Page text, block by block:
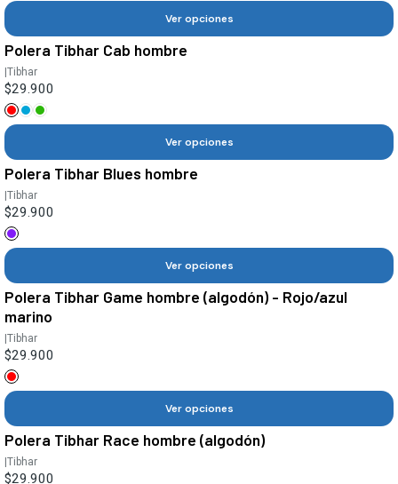
Ver opciones
Polera Tibhar Cab hombre
|Tibhar
$29.900
Ver opciones
Polera Tibhar Blues hombre
|Tibhar
$29.900
Ver opciones
Polera Tibhar Game hombre (algodón) - Rojo/azul
marino
|Tibhar
$29.900
Ver opciones
Polera Tibhar Race hombre (algodón)
|Tibhar
$29.900